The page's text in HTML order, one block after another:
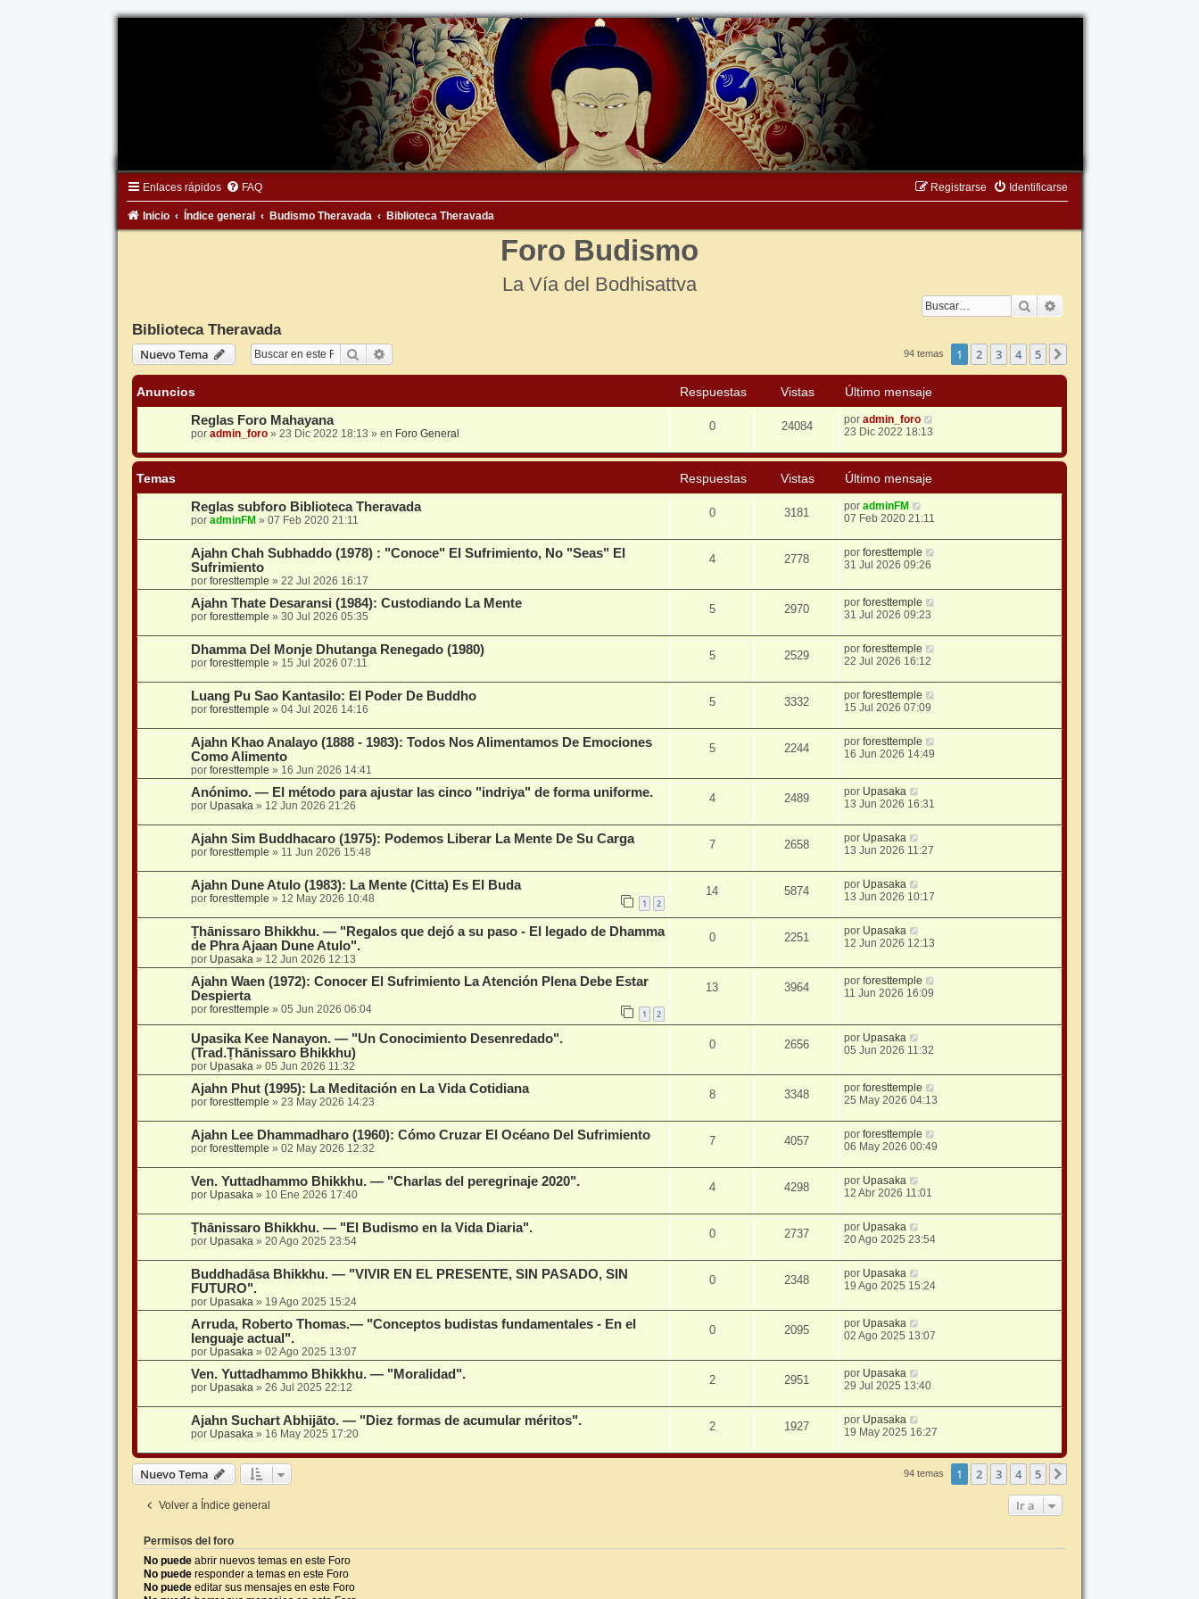
Enlaces rápidos FAQ Identificarse
Registrarse
Inicio Índice general Budismo Theravada Biblioteca Theravada
Foro Budismo
La Vía del Bodhisattva
Buscar
Biblioteca Theravada
Nuevo Tema
Buscar 94 temas 1 2 3 4 5
Anuncios Respuestas Vistas
Último mensaje
Reglas Foro Mahayana
por admin_foro» 23 Dic 2022 18:13 » en Foro General
0 24084 poradmin_foro
23 Dic 2022 18:13
Temas Respuestas Vistas
Último mensaje
Reglas subforo Biblioteca Theravada
por adminFM » 07 Feb 2020 21:11
0 3181 poradminFM
07 Feb 2020 21:11
Ajahn Chah Subhaddo (1978) : "Conoce" El Sufrimiento, No "Seas" El
Sufrimiento
por foresttemple » 22 Jul 2026 16:17
4 2778 porforesttemple
31 Jul 2026 09:26
Ajahn Thate Desaransi (1984): Custodiando La Mente
por foresttemple » 30 Jul 2026 05:35
5 2970 porforesttemple
31 Jul 2026 09:23
Dhamma Del Monje Dhutanga Renegado (1980)
por foresttemple » 15 Jul 2026 07:11
5 2529 porforesttemple
22 Jul 2026 16:12
Luang Pu Sao Kantasilo: El Poder De Buddho
por foresttemple » 04 Jul 2026 14:16
5 3332 porforesttemple
15 Jul 2026 07:09
Ajahn Khao Analayo (1888 - 1983): Todos Nos Alimentamos De Emociones
Como Alimento
por foresttemple » 16 Jun 2026 14:41
5 2244 porforesttemple
16 Jun 2026 14:49
Anónimo. — El método para ajustar las cinco "indriya" de forma uniforme.
por Upasaka» 12 Jun 2026 21:26
4 2489 por Upasaka
13 Jun 2026 16:31
Ajahn Sim Buddhacaro (1975): Podemos Liberar La Mente De Su Carga
por foresttemple » 11 Jun 2026 15:48
7 2658 por Upasaka
13 Jun 2026 11:27
Ajahn Dune Atulo (1983): La Mente (Citta) Es El Buda
por foresttemple » 12 May 2026 10:48 1 2
14 5874 por Upasaka
13 Jun 2026 10:17
Ṭhānissaro Bhikkhu. — "Regalos que dejó a su paso - El legado de Dhamma
de Phra Ajaan Dune Atulo".
por Upasaka» 12 Jun 2026 12:13
0 2251 por Upasaka
12 Jun 2026 12:13
Ajahn Waen (1972): Conocer El Sufrimiento La Atención Plena Debe Estar
Despierta
por foresttemple » 05 Jun 2026 06:04 1 2
13 3964 porforesttemple
11 Jun 2026 16:09
Upasika Kee Nanayon. — "Un Conocimiento Desenredado".
(Trad.Ṭhānissaro Bhikkhu)
por Upasaka» 05 Jun 2026 11:32
0 2656 por Upasaka
05 Jun 2026 11:32
Ajahn Phut (1995): La Meditación en La Vida Cotidiana
por foresttemple » 23 May 2026 14:23
8 3348 porforesttemple
25 May 2026 04:13
Ajahn Lee Dhammadharo (1960): Cómo Cruzar El Océano Del Sufrimiento
por foresttemple » 02 May 2026 12:32
7 4057 porforesttemple
06 May 2026 00:49
Ven. Yuttadhammo Bhikkhu. — "Charlas del peregrinaje 2020".
por Upasaka» 10 Ene 2026 17:40
4 4298 por Upasaka
12 Abr 2026 11:01
Ṭhānissaro Bhikkhu. — "El Budismo en la Vida Diaria".
por Upasaka» 20 Ago 2025 23:54
0 2737 por Upasaka
20 Ago 2025 23:54
Buddhadāsa Bhikkhu. — "VIVIR EN EL PRESENTE, SIN PASADO, SIN
FUTURO".
por Upasaka» 19 Ago 2025 15:24
0 2348 por Upasaka
19 Ago 2025 15:24
Arruda, Roberto Thomas.— "Conceptos budistas fundamentales - En el
lenguaje actual".
por Upasaka» 02 Ago 2025 13:07
0 2095 por Upasaka
02 Ago 2025 13:07
Ven. Yuttadhammo Bhikkhu. — "Moralidad".
por Upasaka» 26 Jul 2025 22:12
2 2951 por Upasaka
29 Jul 2025 13:40
Ajahn Suchart Abhijāto. — "Diez formas de acumular méritos".
por Upasaka» 16 May 2025 17:20
2 1927 por Upasaka
19 May 2025 16:27
Nuevo Tema 94 temas 1 2 3 4 5
Volver a Índice general Ir a
Permisos del foro
No puedeabrir nuevos temas en este Foro
No puederesponder a temas en este Foro
No puedeeditar sus mensajes en este Foro